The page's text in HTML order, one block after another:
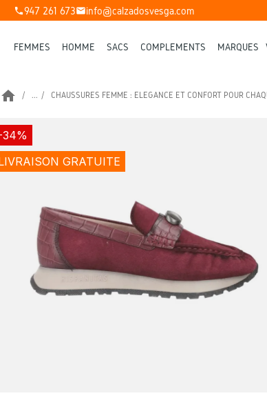
phone947 261 673mailinfo@calzadosvesga.com
FEMMES HOMME SACS COMPLÉMENTS MARQUES
home ... CHAUSSURES FEMME : ÉLÉGANCE ET CONFORT POUR
GRATUITE